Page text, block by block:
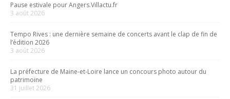
Pause estivale pour Angers.Villactu.fr
3 août 2026
Tempo Rives : une dernière semaine de concerts avant le clap de fin de
l’édition 2026
3 août 2026
La préfecture de Maine-et-Loire lance un concours photo autour du
patrimoine
31 juillet 2026